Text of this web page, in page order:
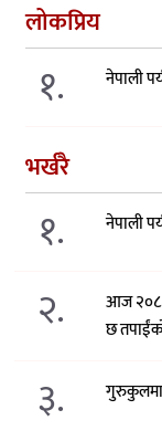
लोकप्रिय
१. नेपाली
भर्खरै
१. नेपाली
२.
आज
छ
३. गुरुकुलमा